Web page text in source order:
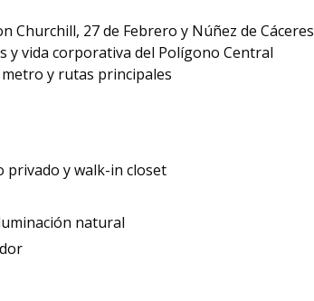
Churchill, 27 de Febrero y Núñez de Cáceres
y vida corporativa del Polígono Central
y rutas principales
privado y walk-in closet
natural